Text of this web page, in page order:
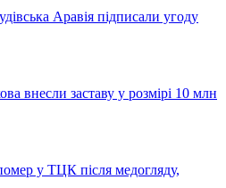
Аравія підписали угоду
внесли заставу у розмірі 10 млн
у ТЦК після медогляду,